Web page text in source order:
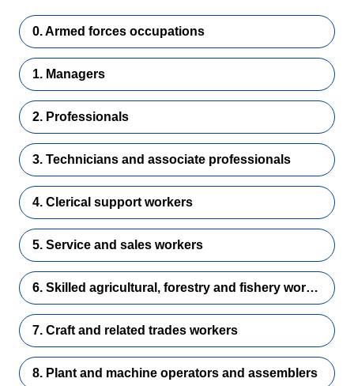
0. Armed forces occupations
1. Managers
2. Professionals
3. Technicians and associate professionals
4. Clerical support workers
5. Service and sales workers
6. Skilled agricultural, forestry and fishery workers
7. Craft and related trades workers
8. Plant and machine operators and assemblers